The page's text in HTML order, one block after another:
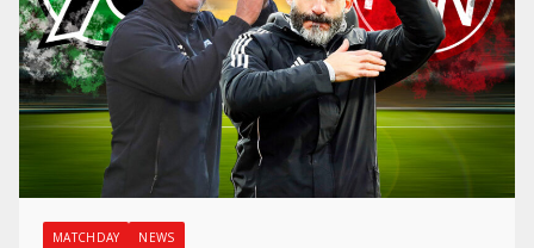
MATCHDAY NEWS